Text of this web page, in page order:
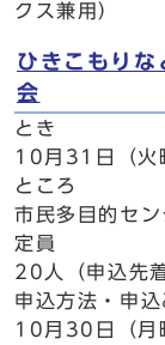
クス兼用）
ひきこもりな
会
とき
10月31日（火
ところ
市民多目的セン
定員
20人（申込先
申込方法・申
10月30日（月